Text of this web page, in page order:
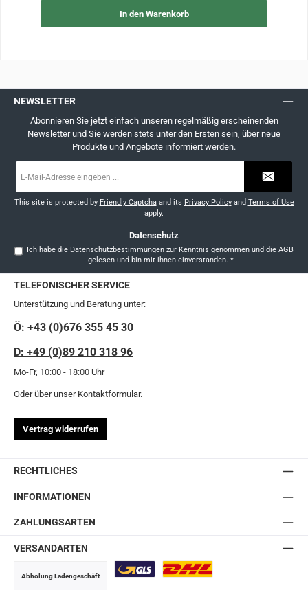
In den Warenkorb
NEWSLETTER
Abonnieren Sie jetzt einfach unseren regelmäßig erscheinenden
Newsletter und Sie werden stets unter den Ersten sein, über neue
Produkte und Angebote informiert werden.
Mail-
*
This site is protected by Friendly Captchaand its Privacy Policyand Terms of Use
apply.
Datenschutz
Ich habe die Datenschutzbestimmungen zur Kenntnis genommen und dieAGB
gelesen und bin mit ihnen einverstanden. *
TELEFONISCHER SERVICE
Unterstützung und Beratung unter:
Ö: +43 (0)676 355 45 30
D: +49 (0)89 210 318 96
Mo-Fr, 10:00 - 18:00 Uhr
Oder über unser Kontaktformular.
Vertrag widerrufen
RECHTLICHES
INFORMATIONEN
ZAHLUNGSARTEN
VERSANDARTEN
Abholung Ladengeschäft